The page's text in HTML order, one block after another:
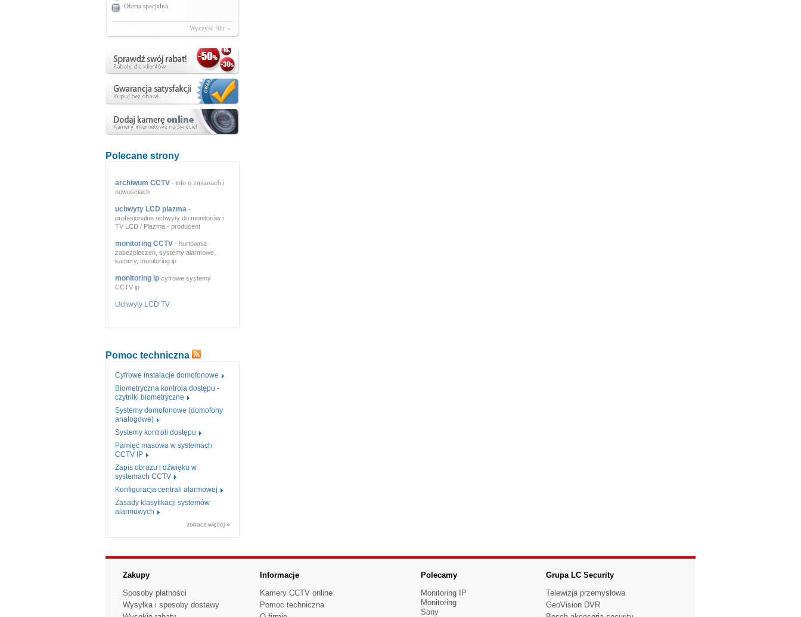
Oferta specjalna
Wyczyść filtr »
Polecane strony
archiwum CCTV - info o zmianach i
nowościach
uchwyty LCD plazma -
profesjonalne uchwyty do monitorów i
TV LCD / Plazma - producent
monitoring CCTV - hurtownia
zabezpieczeń, systemy alarmowe,
kamery, monitoring ip
monitoring ip cyfrowe systemy
CCTV ip
Uchwyty LCD TV
Pomoc techniczna
Cyfrowe instalacje domofonowe
Biometryczna kontrola dostępu -
czytniki biometryczne
Systemy domofonowe (domofony
analogowe)
Systemy kontroli dostępu
Pamięć masowa w systemach
CCTV IP
Zapis obrazu i dźwięku w
systemach CCTV
Konfiguracja centrali alarmowej
Zasady klasyfikacji systemów
alarmowych
zobacz więcej »
Zakupy
Sposoby płatności
Wysyłka i sposoby dostawy
Informacje
Kamery CCTV online
Pomoc techniczna
Polecamy
Monitoring IP
Monitoring
Sony
Grupa LC Security
Telewizja przemysłowa
GeoVision DVR